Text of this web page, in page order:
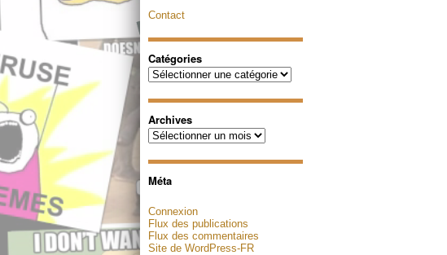
Contact
Catégories
Catégories
Archives
Archives
Méta
Connexion
Flux des publications
Flux des commentaires
Site de WordPress-FR